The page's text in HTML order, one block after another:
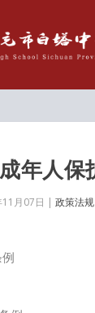
年人保
月07日 | 政策法规